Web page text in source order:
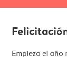
Empieza el